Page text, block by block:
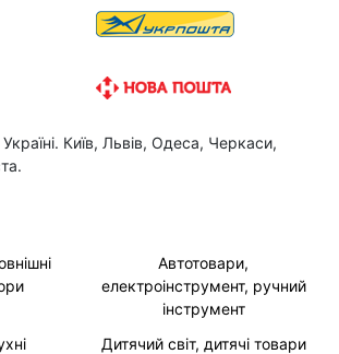
Київ, Львів, Одеса, Черкаси,
Автотовари,
електроінструмент, ручний
інструмент
Дитячий світ, дитячі товари